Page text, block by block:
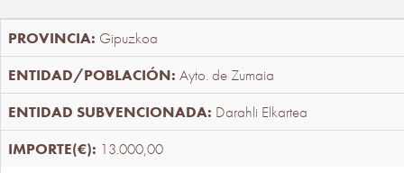
Gipuzkoa
Ayto. de Zumaia
Darahli Elkartea
13.000,00